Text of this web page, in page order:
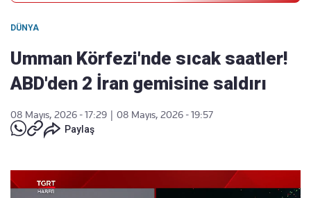
DÜNYA
Umman Körfezi'nde sıcak saatler!
ABD'den 2 İran gemisine saldırı
08 Mayıs, 2026 - 17:29
08 Mayıs, 2026 - 19:57
Paylaş